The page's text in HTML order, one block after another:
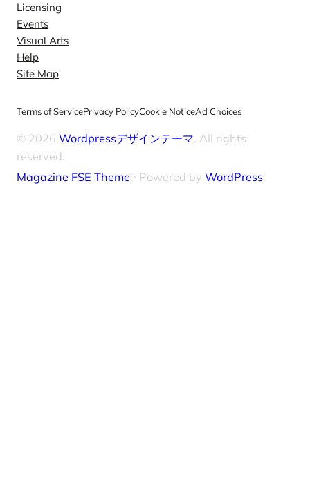
Licensing
Events
Visual Arts
Help
Site Map
Terms of ServicePrivacy PolicyCookie NoticeAd Choices
© 2026 Wordpressデザインテーマ. All rights
reserved.
Magazine FSE Theme ⋅ Powered by WordPress